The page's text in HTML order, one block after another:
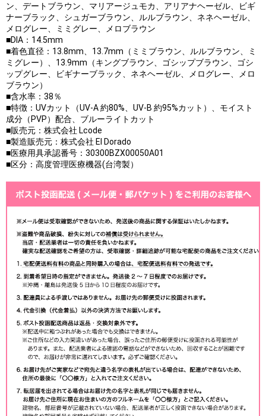
ン、デートブラウン、マリアージュモカ、アリアナヘーゼル、ビギ
ナーブラック、シュガーブラウン、ルルブラウン、ネネヘーゼル、
メログレー、ミミグレー、メロブラウン
■DIA：14.5mm
■着色直径：13.8mm、13.7mm（ミミブラウン、ルルブラウン、ミ
ミグレー）、13.9mm（キングブラウン、ゴシップブラウン、ゴシ
ップグレー、ビギナーブラック、ネネヘーゼル、メログレー、メロ
ブラウン）
■含水率：38％
■特徴：UVカット（UV-A 約80%、UV-B 約95%カット）、モイスト
成分（PVP）配合、ブルーライトカット
■販売元：株式会社 Lcode
■製造販売元：株式会社 El Dorado
■医療用具承認番号：30300BZX00050A01
■区分：高度管理医療機器(台湾製）